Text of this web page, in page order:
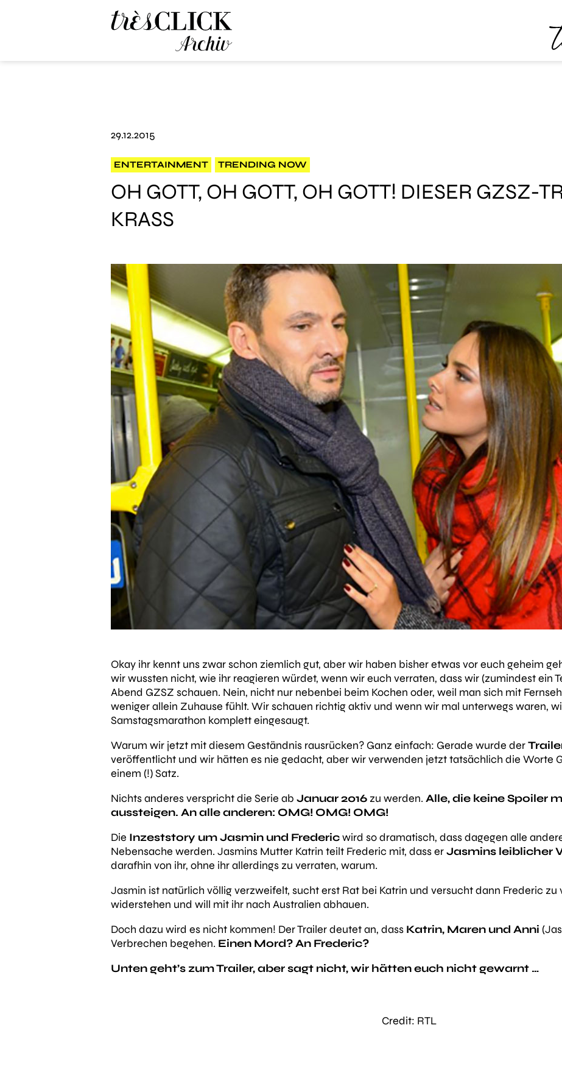
29.12.2015
ENTERTAINMENT TRENDING NOW
OH GOTT, OH GOTT, OH GOTT! DIESER GZSZ-
KRASS
Okay ihr kennt uns zwar schon ziemlich gut, aber wir haben bisher etwas vor euch geheim
wir wussten nicht, wie ihr reagieren würdet, wenn wir euch verraten, dass wir (zumindest ein
Abend GZSZ schauen. Nein, nicht nur nebenbei beim Kochen oder, weil man sich mit
weniger allein Zuhause fühlt. Wir schauen richtig aktiv und wenn wir mal unterwegs waren,
Samstagsmarathon komplett eingesaugt.
Warum wir jetzt mit diesem Geständnis rausrücken? Ganz einfach: Gerade wurde der
veröffentlicht und wir hätten es nie gedacht, aber wir verwenden jetzt tatsächlich die Worte
einem (!) Satz.
Nichts anderes verspricht die Serie ab Januar 2016 zu werden. Alle, die keine Spoiler
aussteigen. An alle anderen: OMG! OMG! OMG!
Die Inzeststory um Jasmin und Fredericwird so dramatisch, dass dagegen alle
Nebensache werden. Jasmins Mutter Katrin teilt Frederic mit, dass erJasmins leiblicher
darafhin von ihr, ohne ihr allerdings zu verraten, warum.
Jasmin ist natürlich völlig verzweifelt, sucht erst Rat bei Katrin und versucht dann Frederic zu
widerstehen und will mit ihr nach Australien abhauen.
Doch dazu wird es nicht kommen! Der Trailer deutet an, dass Katrin, Maren und Anni
Verbrechen begehen. Einen Mord? An Frederic?
Unten geht’s zum Trailer, aber sagt nicht, wir hätten euch nicht gewarnt …
Credit: RTL